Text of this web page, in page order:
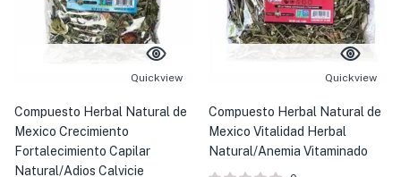
Quickview
Compuesto Herbal Natural de
Mexico Crecimiento
Fortalecimiento Capilar
Natural/Adios Calvicie
Quickview
Compuesto Herbal Natural de
Mexico Vitalidad Herbal
Natural/Anemia Vitaminado